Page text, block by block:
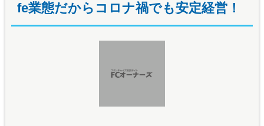
fe業態だからコロナ禍でも安定経営！